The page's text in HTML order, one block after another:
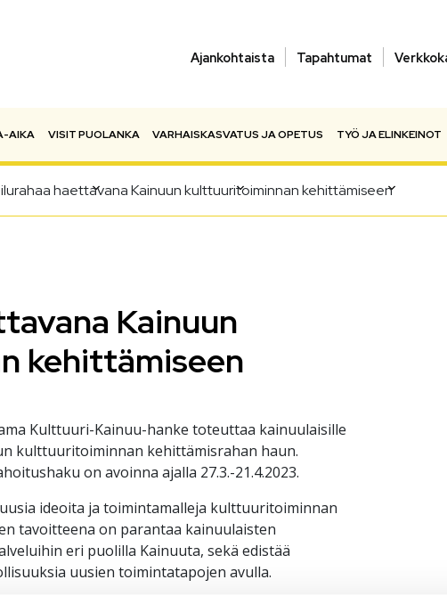
Ajankohtaista Tapahtumat
AIKA VISIT PUOLANKA VARHAISKASVATUS JA OPETUS TYÖ JA ELINKEINOT
haettavana Kainuun kulttuuritoiminnan kehittämiseen
Kainuun
kehittämiseen
Kulttuuri-Kainuu-hanke toteuttaa kainuulaisille
kulttuuritoiminnan kehittämisrahan haun.
on avoinna ajalla 27.3.-21.4.2023.
ideoita ja toimintamalleja kulttuuritoiminnan
tavoitteena on parantaa kainuulaisten
eri puolilla Kainuuta, sekä edistää
uusien toimintatapojen avulla.